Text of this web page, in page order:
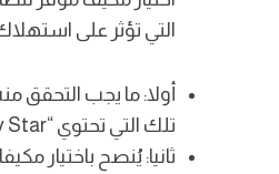
التي تؤثر على
تلك التي تحتوي “Energy Star”
ثانيا: يُنصح باختيار